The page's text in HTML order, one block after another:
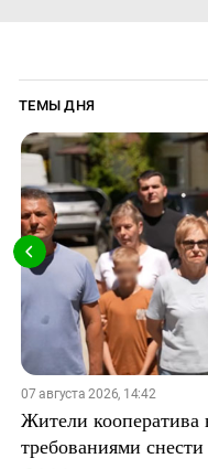
ТЕМЫ ДНЯ
07 августа 2026, 14:42
Жители кооператива
требованиями